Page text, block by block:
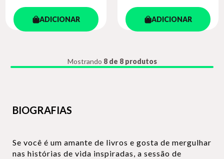
ADICIONAR ADICIONAR
Mostrando 8 de 8 produtos
BIOGRAFIAS
Se você é um amante de livros e gosta de mergulhar
nas histórias de vida inspiradas, a sessão de